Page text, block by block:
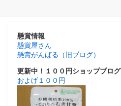
懸賞情報
懸賞屋さん
懸賞がんばる（旧ブログ）
更新中！１００円ショップブログ
およげ１００円